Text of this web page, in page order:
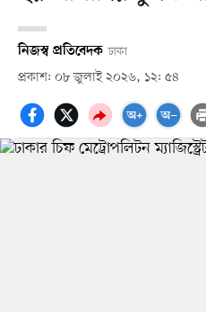
নিজস্ব প্রতিবেদক ঢাকা
প্রকাশ: ০৮ জুলাই ২০২৬, ১২: ৫৪